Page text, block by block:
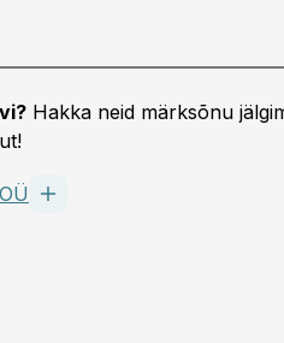
Hakka neid märksõnu